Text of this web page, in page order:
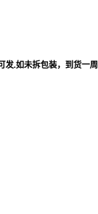
发.如未拆包装，到货一